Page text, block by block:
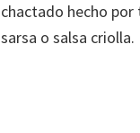
chactado hecho por
sarsa o salsa criolla.